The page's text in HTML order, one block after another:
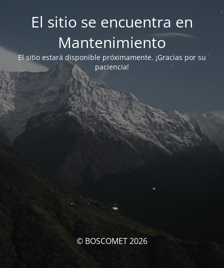
El sitio se encuentra en
Mantenimiento
El sitio estará disponible próximamente. ¡Gracias por su
paciencia!
© BOSCOMET 2026